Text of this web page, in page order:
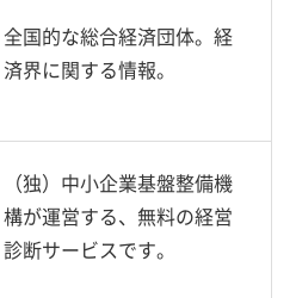
全国的な総合経済団体。経
済界に関する情報。
（独）中小企業基盤整備機
構が運営する、無料の経営
診断サービスです。